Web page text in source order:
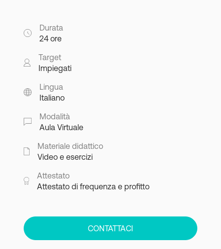
Durata
24 ore
Target
Impiegati
Lingua
Italiano
Modalità
Aula Virtuale
Materiale didattico
Video e esercizi
Attestato
Attestato di frequenza e profitto
CONTATTACI